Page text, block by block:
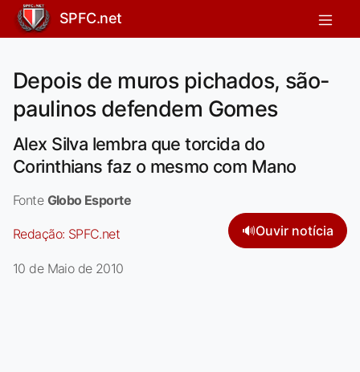
SPFC.net
Depois de muros pichados, são-
paulinos defendem Gomes
Alex Silva lembra que torcida do
Corinthians faz o mesmo com Mano
Fonte Globo Esporte
Redação: SPFC.net 🔊Ouvir notícia
10 de Maio de 2010